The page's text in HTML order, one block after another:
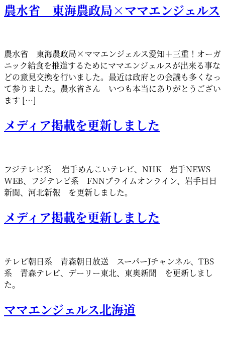
農水省 東海農政局×ママエンジェルス
農水省 東海農政局×ママエンジェルス愛知＋三重！オーガ
ニック給食を推進するためにママエンジェルスが出来る事な
どの意見交換を行いました。最近は政府との会議も多くなっ
て参りました。農水省さん いつも本当にありがとうござい
ます […]
メディア掲載を更新しました
フジテレビ系 岩手めんこいテレビ、NHK 岩手NEWS
WEB、フジテレビ系 FNNプライムオンライン、岩手日日
新聞、河北新報 を更新しました。
メディア掲載を更新しました
テレビ朝日系 青森朝日放送 スーパーJチャンネル、TBS
系 青森テレビ、デーリー東北、東奥新聞 を更新しまし
た。
ママエンジェルス北海道